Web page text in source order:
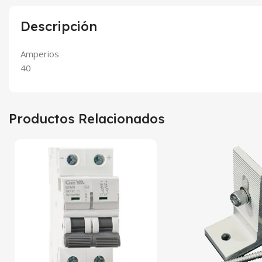
Descripción
Amperios
40
Productos Relacionados